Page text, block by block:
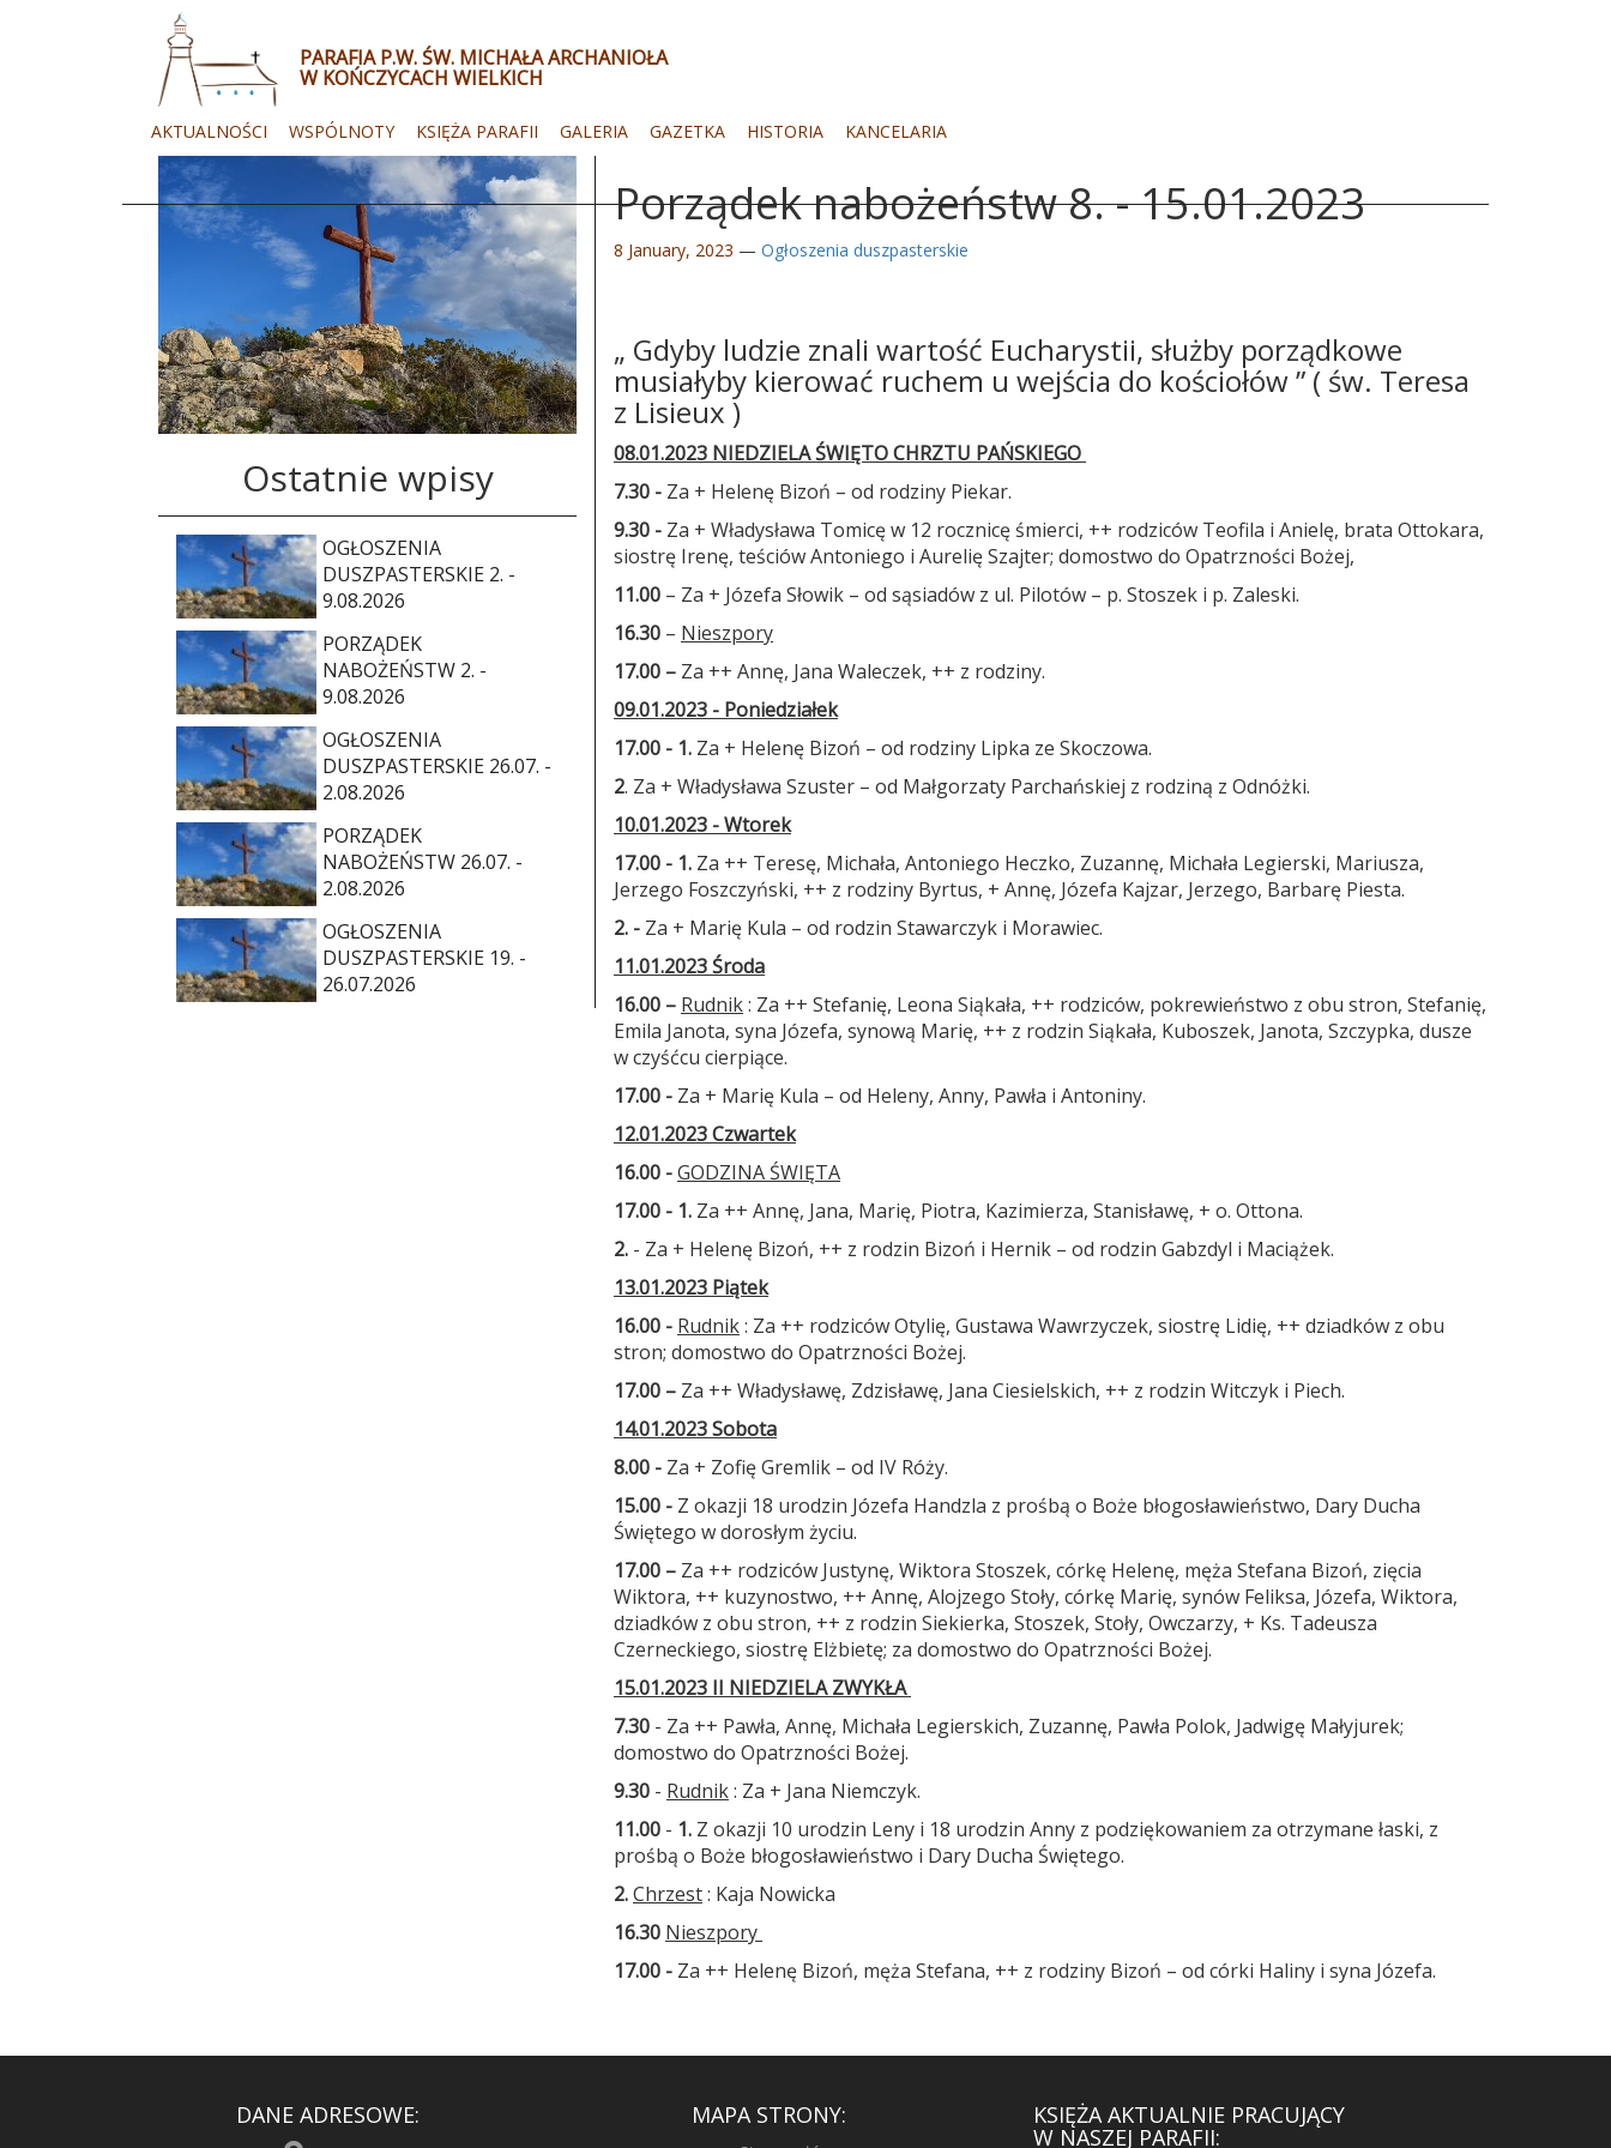
PARAFIA P.W. ŚW. MICHAŁA ARCHANIOŁA
W KOŃCZYCACH WIELKICH
WSPÓLNOTY KSIĘŻA PARAFII GALERIA GAZETKA HISTORIA KANCELARIA
AKTUALNOŚCI
Porządek nabożeństw 8. - 15.01.2023
8 January, 2023 — Ogłoszenia duszpasterskie
„ Gdyby ludzie znali wartość Eucharystii, służby porządkowe
musiałyby kierować ruchem u wejścia do kościołów ” ( św. Teresa
z Lisieux )
08.01.2023 NIEDZIELA ŚWIĘTO CHRZTU PAŃSKIEGO
7.30 - Za + Helenę Bizoń – od rodziny Piekar.
9.30 - Za + Władysława Tomicę w 12 rocznicę śmierci, ++ rodziców Teofila i Anielę, brata Ottokara,
siostrę Irenę, teściów Antoniego i Aurelię Szajter; domostwo do Opatrzności Bożej,
11.00 – Za + Józefa Słowik – od sąsiadów z ul. Pilotów – p. Stoszek i p. Zaleski.
16.30 – Nieszpory
17.00 – Za ++ Annę, Jana Waleczek, ++ z rodziny.
09.01.2023 - Poniedziałek
17.00 - 1. Za + Helenę Bizoń – od rodziny Lipka ze Skoczowa.
2. Za + Władysława Szuster – od Małgorzaty Parchańskiej z rodziną z Odnóżki.
10.01.2023 - Wtorek
17.00 - 1. Za ++ Teresę, Michała, Antoniego Heczko, Zuzannę, Michała Legierski, Mariusza,
Jerzego Foszczyński, ++ z rodziny Byrtus, + Annę, Józefa Kajzar, Jerzego, Barbarę Piesta.
2. - Za + Marię Kula – od rodzin Stawarczyk i Morawiec.
11.01.2023 Środa
16.00 – Rudnik: Za ++ Stefanię, Leona Siąkała, ++ rodziców, pokrewieństwo z obu stron, Stefanię,
Emila Janota, syna Józefa, synową Marię, ++ z rodzin Siąkała, Kuboszek, Janota, Szczypka, dusze
w czyśćcu cierpiące.
17.00 - Za + Marię Kula – od Heleny, Anny, Pawła i Antoniny.
12.01.2023 Czwartek
16.00 -GODZINA ŚWIĘTA
17.00 - 1. Za ++ Annę, Jana, Marię, Piotra, Kazimierza, Stanisławę, + o. Ottona.
2. - Za + Helenę Bizoń, ++ z rodzin Bizoń i Hernik – od rodzin Gabzdyl i Maciążek.
13.01.2023 Piątek
16.00 - Rudnik: Za ++ rodziców Otylię, Gustawa Wawrzyczek, siostrę Lidię, ++ dziadków z obu
stron; domostwo do Opatrzności Bożej.
17.00 – Za ++ Władysławę, Zdzisławę, Jana Ciesielskich, ++ z rodzin Witczyk i Piech.
14.01.2023 Sobota
8.00 - Za + Zofię Gremlik – od IV Róży.
15.00 - Z okazji 18 urodzin Józefa Handzla z prośbą o Boże błogosławieństwo, Dary Ducha
Świętego w dorosłym życiu.
17.00 – Za ++ rodziców Justynę, Wiktora Stoszek, córkę Helenę, męża Stefana Bizoń, zięcia
Wiktora, ++ kuzynostwo, ++ Annę, Alojzego Stoły, córkę Marię, synów Feliksa, Józefa, Wiktora,
dziadków z obu stron, ++ z rodzin Siekierka, Stoszek, Stoły, Owczarzy, + Ks. Tadeusza
Czerneckiego, siostrę Elżbietę; za domostwo do Opatrzności Bożej.
15.01.2023 II NIEDZIELA ZWYKŁA
7.30 - Za ++ Pawła, Annę, Michała Legierskich, Zuzannę, Pawła Polok, Jadwigę Małyjurek;
domostwo do Opatrzności Bożej.
9.30 - Rudnik: Za + Jana Niemczyk.
11.00 - 1. Z okazji 10 urodzin Leny i 18 urodzin Anny z podziękowaniem za otrzymane łaski, z
prośbą o Boże błogosławieństwo i Dary Ducha Świętego.
2.Chrzest: Kaja Nowicka
16.30 Nieszpory
17.00 - Za ++ Helenę Bizoń, męża Stefana, ++ z rodziny Bizoń – od córki Haliny i syna Józefa.
Ostatnie wpisy
OGŁOSZENIA
DUSZPASTERSKIE 2. -
9.08.2026
PORZĄDEK
NABOŻEŃSTW 2. -
9.08.2026
OGŁOSZENIA
DUSZPASTERSKIE 26.07. -
2.08.2026
PORZĄDEK
NABOŻEŃSTW 26.07. -
2.08.2026
OGŁOSZENIA
DUSZPASTERSKIE 19. -
26.07.2026
DANE ADRESOWE: MAPA STRONY: KSIĘŻA AKTUALNIE PRACUJĄCY
W NASZEJ PARAFII: